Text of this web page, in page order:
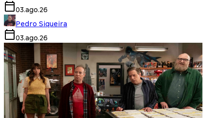
03.ago.26
Pedro Siqueira
03.ago.26